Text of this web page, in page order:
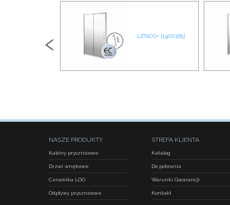
LENOS+ [140X185]
‹
NASZE PRODUKTY
Kabiny prysznicowe
Drzwi wnękowe
Ceramika LOO
Odpływy prysznicowe
STREFA KLIENTA
Katalog
Do pobrania
Warunki Gwarancji
Kontakt